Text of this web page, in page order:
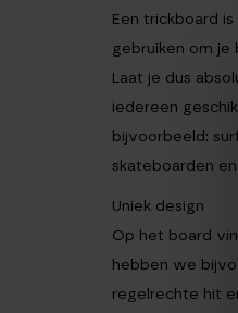
Een trickboard
gebruiken om je
Laat je dus
iedereen
bijvoorbeeld:
skateboarden
Uniek design
Op het board
hebben we
regelrechte hit